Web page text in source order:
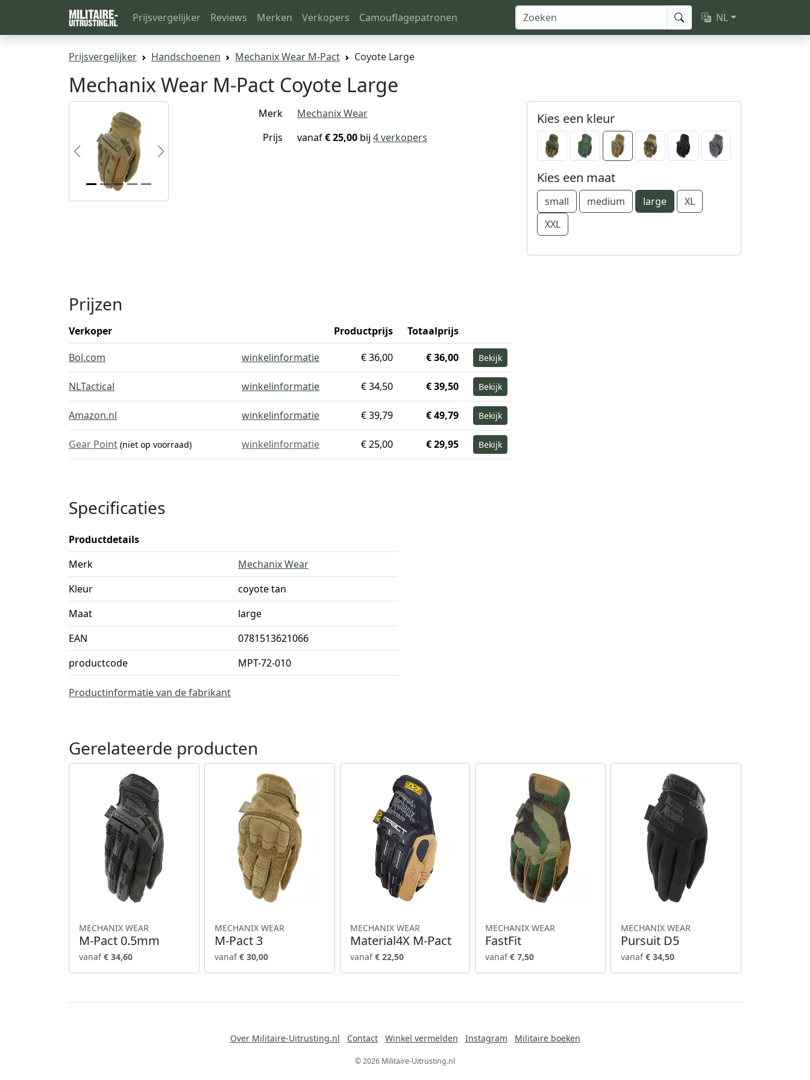
Prijsvergelijker Reviews Merken Verkopers Camouflagepatronen NL
Prijsvergelijker Handschoenen Mechanix Wear M-Pact Coyote Large
Mechanix Wear M-Pact Coyote Large
Previous Next
Merk
Mechanix Wear
Prijs
vanaf€ 25,00 bij 4 verkopers
Kies een kleur
Kies een maat
small medium large
XL
XXL
Prijzen
Verkoper Productprijs
Totaalprijs
Bol.com
winkelinformatie € 36,00 € 36,00 Bekijk
NLTactical winkelinformatie € 34,50 € 39,50 Bekijk
Amazon.nl winkelinformatie € 39,79 € 49,79 Bekijk
Gear Point (niet op voorraad) winkelinformatie € 25,00 € 29,95 Bekijk
Specificaties
Productdetails
Merk
Mechanix Wear
Kleur
coyote tan
Maat
large
EAN
0781513621066
productcode
MPT-72-010
Productinformatie van de fabrikant
Gerelateerde producten
MECHANIX WEAR
M-Pact 0.5mm
vanaf€ 34,60
MECHANIX WEAR
M-Pact 3
vanaf€ 30,00
MECHANIX WEAR
Material4X M-Pact
vanaf€ 22,50
MECHANIX WEAR
FastFit
vanaf€ 7,50
MECHANIX WEAR
Pursuit D5
vanaf€ 34,50
Over Militaire-Uitrusting.nl Contact Winkel vermelden Instagram Militaire boeken
© 2026 Militaire-Uitrusting.nl